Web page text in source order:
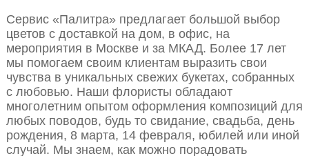
Сервис «Палитра» предлагает большой выбор
цветов с доставкой на дом, в офис, на
мероприятия в Москве и за МКАД. Более 17 лет
мы помогаем своим клиентам выразить свои
чувства в уникальных свежих букетах, собранных
с любовью. Наши флористы обладают
многолетним опытом оформления композиций для
любых поводов, будь то свидание, свадьба, день
рождения, 8 марта, 14 февраля, юбилей или иной
случай. Мы знаем, как можно порадовать